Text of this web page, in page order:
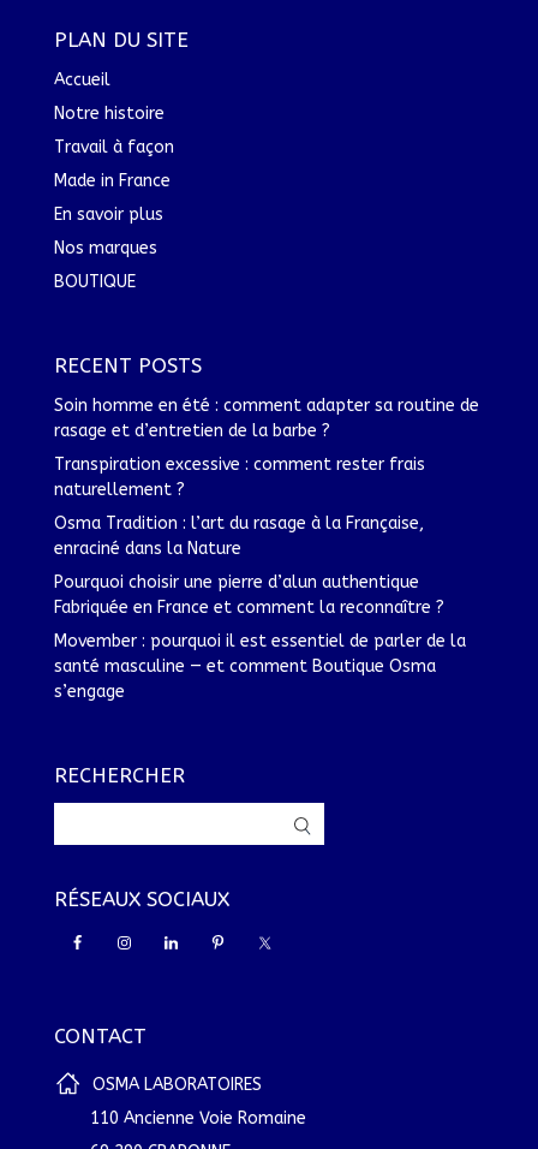
PLAN DU SITE
Accueil
Notre histoire
Travail à façon
Made in France
En savoir plus
Nos marques
BOUTIQUE
RECENT POSTS
Soin homme en été : comment adapter sa routine de
rasage et d’entretien de la barbe ?
Transpiration excessive : comment rester frais
naturellement ?
Osma Tradition : l’art du rasage à la Française,
enraciné dans la Nature
Pourquoi choisir une pierre d’alun authentique
Fabriquée en France et comment la reconnaître ?
Movember : pourquoi il est essentiel de parler de la
santé masculine — et comment Boutique Osma
s’engage
RECHERCHER
RÉSEAUX SOCIAUX
CONTACT
OSMA LABORATOIRES
110 Ancienne Voie Romaine